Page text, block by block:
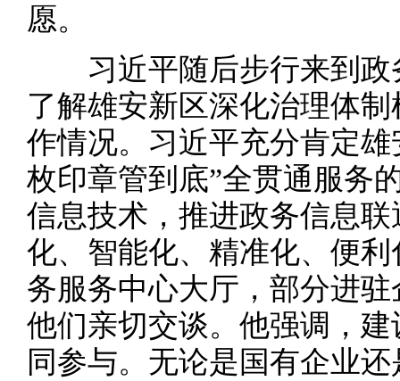
愿。
习近平随后步行来到政
了解雄安新区深化治理体
作情况。习近平充分肯定
枚印章管到底”全贯通服务
信息技术，推进政务信息
化、智能化、精准化、便
务服务中心大厅，部分进
他们亲切交谈。他强调，
同参与。无论是国有企业